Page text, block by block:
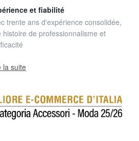
et fiabilité
trente ans d'expérience consolidée,
histoire de professionnalisme et
la suite